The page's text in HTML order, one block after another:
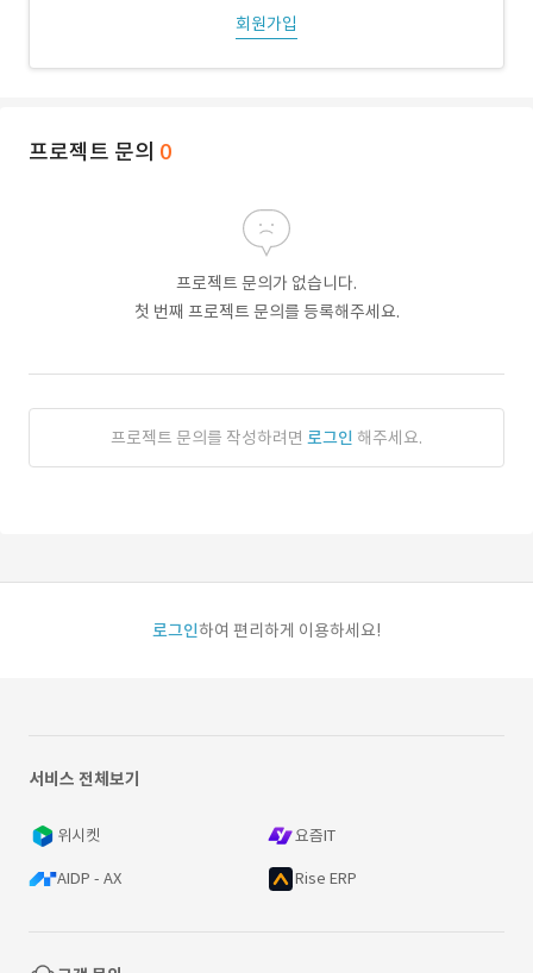
회원가입
프로젝트 문의 0
프로젝트 문의가 없습니다.
첫 번째 프로젝트 문의를 등록해주세요.
프로젝트 문의를 작성하려면 로그인 해주세요.
로그인하여 편리하게 이용하세요!
서비스 전체보기
위시켓 요즘IT
AIDP - AX Rise ERP